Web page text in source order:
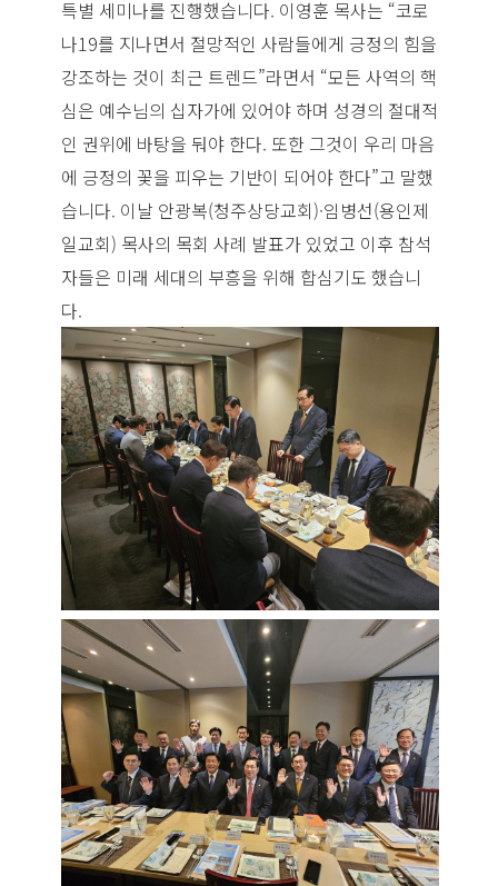
특별 세미나를 진행했습니다. 이영훈 목사는 “코로
나19를 지나면서 절망적인 사람들에게 긍정의 힘을
강조하는 것이 최근 트렌드”라면서 “모든 사역의 핵
심은 예수님의 십자가에 있어야 하며 성경의 절대적
인 권위에 바탕을 둬야 한다. 또한 그것이 우리 마음
에 긍정의 꽃을 피우는 기반이 되어야 한다”고 말했
습니다. 이날 안광복(청주상당교회)·임병선(용인제
일교회) 목사의 목회 사례 발표가 있었고 이후 참석
자들은 미래 세대의 부흥을 위해 합심기도 했습니
다.